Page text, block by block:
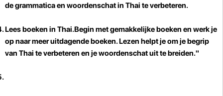
de grammatica en woordenschat in Thai te verbeteren.
Lees boeken in Thai.Begin met gemakkelijke boeken en werk je
op naar meer uitdagende boeken. Lezen helpt je om je begrip
van Thai te verbeteren en je woordenschat uit te breiden."